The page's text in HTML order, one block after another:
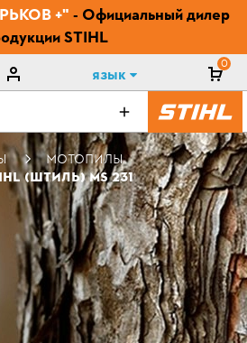
+" - Официальный дилер
STIHL
Язык
0
МОТОПИЛЫ
(ШТИЛЬ) MS 231